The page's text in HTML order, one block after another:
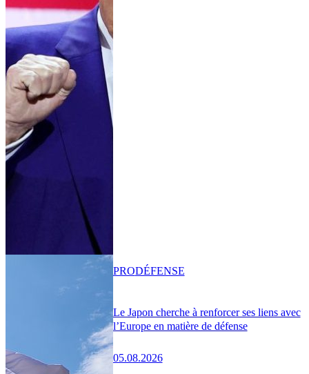
Le Japon cherche à renforcer ses liens avec
l’Europe en matière de défense
05.08.2026
PRODÉFENSE